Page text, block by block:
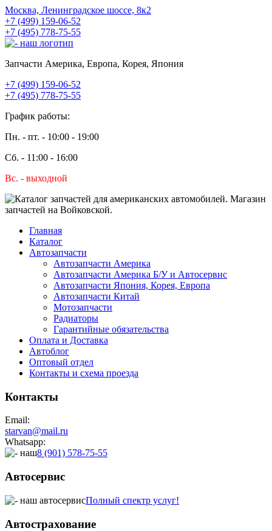
Москва, Ленинградское шоссе, 8к2
+7 (499) 159-06-52
+7 (495) 778-75-55
Запчасти Америка, Европа, Корея, Япония
+7 (499) 159-06-52
+7 (495) 778-75-55
График работы:
Пн. - пт. - 10:00 - 19:00
Сб. - 11:00 - 16:00
Вс. - выходной
Главная
Каталог
Автозапчасти
Автозапчасти Америка
Автозапчасти Америка Б/У и Автосервис
Автозапчасти Япония, Корея, Европа
Автозапчасти Китай
Мотозапчасти
Радиаторы
Гарантийные обязательства
Оплата и Доставка
Автоблог
Оптовый отдел
Контакты и схема проезда
Контакты
Email:
starvan@mail.ru
Whatsapp:
8 (901) 578-75-55
Автосервис
Полный спектр услуг!
Автострахование